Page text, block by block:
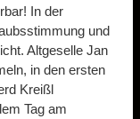
In der
und
Altgeselle Jan
in den ersten
Kreißl
Tag am